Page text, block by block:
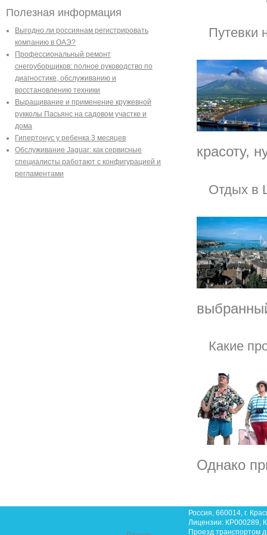
Полезная информация
Выгодно ли россиянам регистрировать
компанию в ОАЭ?
Профессиональный ремонт
снегоуборщиков: полное руководство по
диагностике, обслуживанию и
восстановлению техники
Выращивание и применение кружевной
рукколы Пасьянс на садовом участке и
дома
Гипертонус у ребенка 3 месяцев
Обслуживание Jaguar: как сервисные
специалисты работают с конфигурацией и
регламентами
Путевки
красоту,
Отдых в
Какие
Однако
Россия, 660014, г.
Лицензии: КР000289,
Проезд транспортом